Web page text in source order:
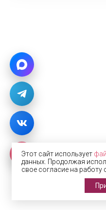
Этот сайт использует
данных. Продолжая
свое согласие на работу